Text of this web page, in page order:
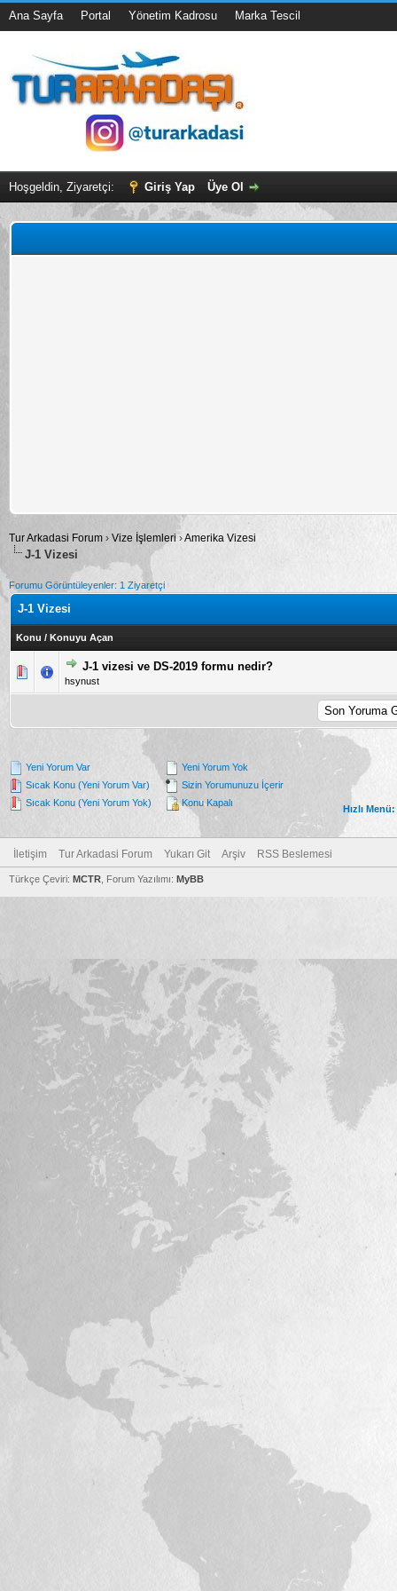
Ana Sayfa Portal Yönetim Kadrosu Marka Tescil
Hoşgeldin, Ziyaretçi: Giriş Yap Üye Ol
Tur Arkadasi Forum › Vize İşlemleri›Amerika Vizesi
J-1 Vizesi
Forumu Görüntüleyenler: 1 Ziyaretçi
J-1 Vizesi
Konu / Konuyu Açan
J-1 vizesi ve DS-2019 formu nedir?
hsynust
5 üzerinden 7 Oy - Toplam Ortalama 3.29 Oy Verilmiş
1 2345
Yeni Yorum Var
Sıcak Konu (Yeni Yorum Var)
Sıcak Konu (Yeni Yorum Yok)
Yeni Yorum Yok
Sizin Yorumunuzu İçerir
Konu Kapalı
Hızlı Menü:
İletişim Tur Arkadasi Forum Yukarı Git Arşiv RSS Beslemesi
Türkçe Çeviri: MCTR , Forum Yazılımı: MyBB